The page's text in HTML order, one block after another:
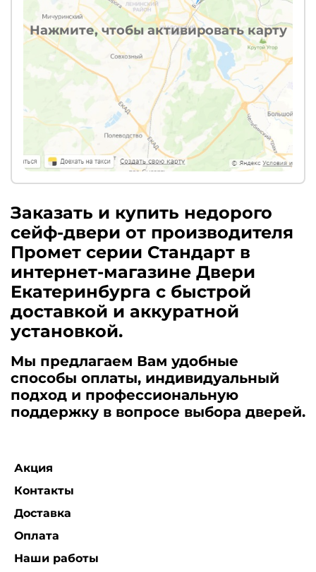
Нажмите, чтобы активировать карту
Заказать и купить недорого
сейф-двери от производителя
Промет серии Стандарт в
интернет-магазине Двери
Екатеринбурга с быстрой
доставкой и аккуратной
установкой.
Мы предлагаем Вам удобные
способы оплаты, индивидуальный
подход и профессиональную
поддержку в вопросе выбора дверей.
Акция
Контакты
Доставка
Оплата
Наши работы